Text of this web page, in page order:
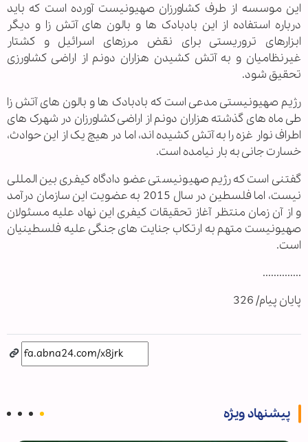
این موسسه از طرف کشاورزان صهیونیست آورده است که باید
درباره استفاده از این بادبادک ها و بالون های آتش زا و دیگر
ابزارهای تروریستی برای نقض مرزهای اسرائیل و کشتار
غیرنظامیان و به آتش کشیدن هزاران دونم از اراضی کشاورزی
تحقیق شود.
رژیم صهیونیستی مدعی است که بادبادک ها و بالون های آتش زا
طی ماه های گذشته هزاران دونم از اراضی کشاورزان در شهرک های
اطراف نوار غزه را به آتش کشیده اند، اما در هیچ یک از این حوادث،
خسارت جانی به بار نیامده است.
گفتنی است که رژیم صهیونیستی عضو دادگاه کیفری بین المللی
نیست، اما فلسطین در سال 2015 به عضویت این سازمان درآمد
و از آن زمان منتظر آغاز تحقیقات کیفری این نهاد علیه مسئولان
صهیونیست متهم به ارتکاب جنایت های جنگی علیه فلسطینیان
است.
..............
پایان پیام/ 326
پیشنهاد ویژه